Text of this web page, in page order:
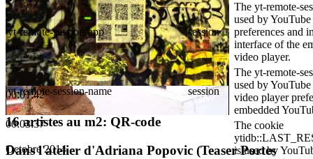
00:03:37
Dans l'atelier d'Adriana Popovic (Teaser Portes
00:01:42
16 artistes au m2: QR-code
Octobre 2014
yt-remote-session-app session
The yt-remote-
used by
preferences and
interface of the
video player.
yt-remote-session-name session
The yt-remote-
used by
video player
embedded
The cookie
is used by